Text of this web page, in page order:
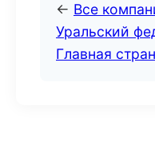
← Все
Уральский
Главная